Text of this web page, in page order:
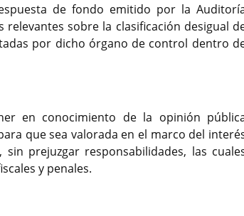
de fondo emitido por la
relevantes sobre la clasificación desigual
por dicho órgano de control dentro
en conocimiento de la opinión
que sea valorada en el marco del
prejuzgar responsabilidades, las
y penales.